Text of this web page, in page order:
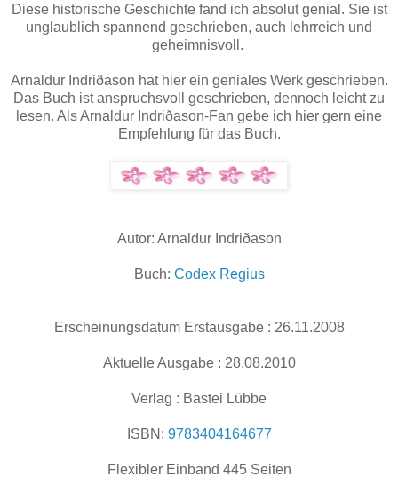
Diese historische Geschichte fand ich absolut genial. Sie ist
unglaublich spannend geschrieben, auch lehrreich und
geheimnisvoll.
Arnaldur Indriðason hat hier ein geniales Werk geschrieben.
Das Buch ist anspruchsvoll geschrieben, dennoch leicht zu
lesen. Als Arnaldur Indriðason-Fan gebe ich hier gern eine
Empfehlung für das Buch.
Autor: Arnaldur Indriðason
Buch: Codex Regius
Erscheinungsdatum Erstausgabe : 26.11.2008
Aktuelle Ausgabe : 28.08.2010
Verlag : Bastei Lübbe
ISBN: 9783404164677
Flexibler Einband 445 Seiten